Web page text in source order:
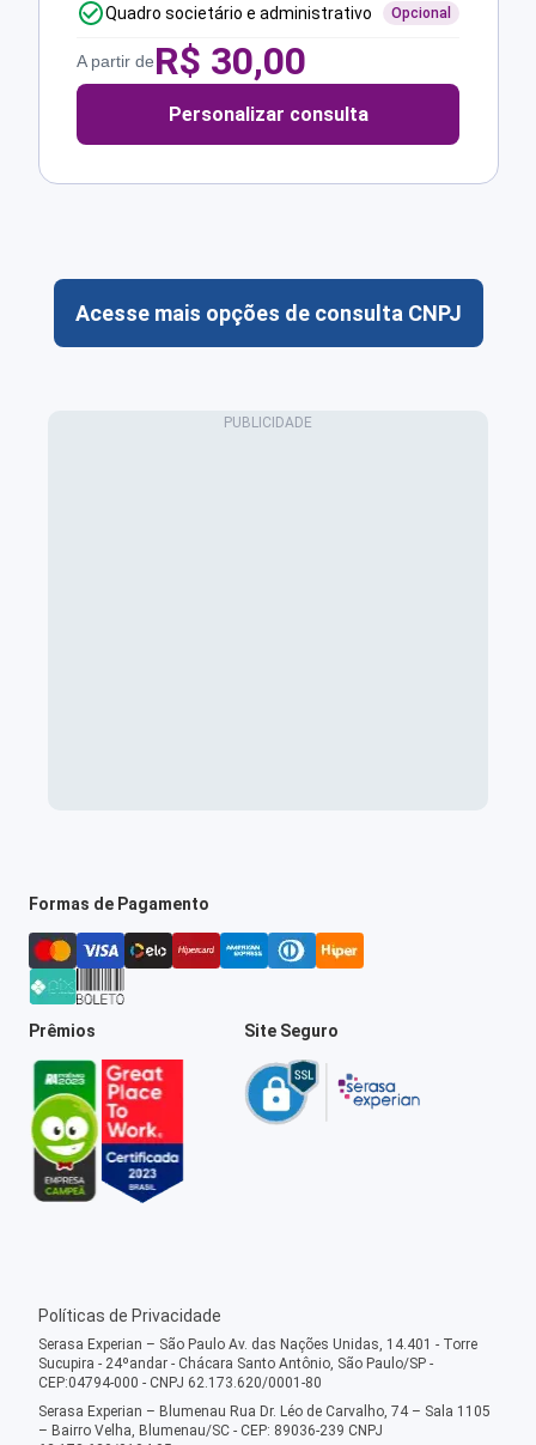
Quadro societário e administrativo Opcional
A partir deR$ 30,00
Personalizar consulta
Acesse mais opções de consulta CNPJ
Formas de Pagamento
Prêmios Site Seguro
Políticas de Privacidade
Serasa Experian – São Paulo Av. das Nações Unidas, 14.401 - Torre
Sucupira - 24ºandar - Chácara Santo Antônio, São Paulo/SP -
CEP:04794-000 - CNPJ 62.173.620/0001-80
Serasa Experian – Blumenau Rua Dr. Léo de Carvalho, 74 – Sala 1105
– Bairro Velha, Blumenau/SC - CEP: 89036-239 CNPJ